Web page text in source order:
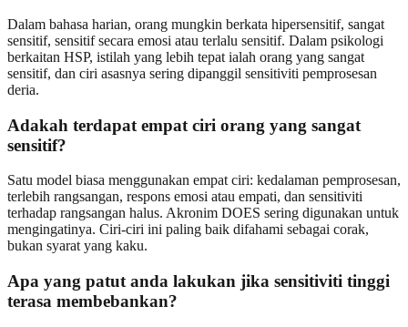
Dalam bahasa harian, orang mungkin berkata hipersensitif, sangat
sensitif, sensitif secara emosi atau terlalu sensitif. Dalam psikologi
berkaitan HSP, istilah yang lebih tepat ialah orang yang sangat
sensitif, dan ciri asasnya sering dipanggil sensitiviti pemprosesan
deria.
Adakah terdapat empat ciri orang yang sangat
sensitif?
Satu model biasa menggunakan empat ciri: kedalaman pemprosesan,
terlebih rangsangan, respons emosi atau empati, dan sensitiviti
terhadap rangsangan halus. Akronim DOES sering digunakan untuk
mengingatinya. Ciri-ciri ini paling baik difahami sebagai corak,
bukan syarat yang kaku.
Apa yang patut anda lakukan jika sensitiviti tinggi
terasa membebankan?